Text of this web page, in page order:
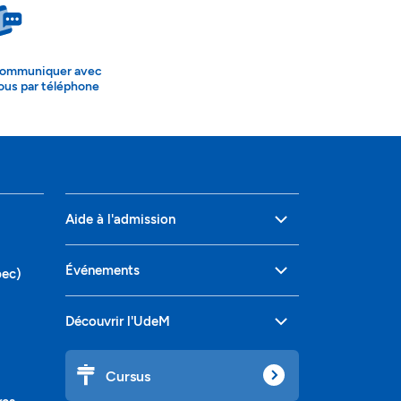
avec
par téléphone
Aide à l'admission
Événements
Découvrir l'UdeM
Cursus